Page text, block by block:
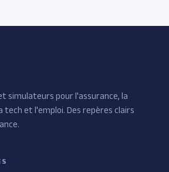
simulateurs pour l'assurance, la
tech et l'emploi. Des repères clairs